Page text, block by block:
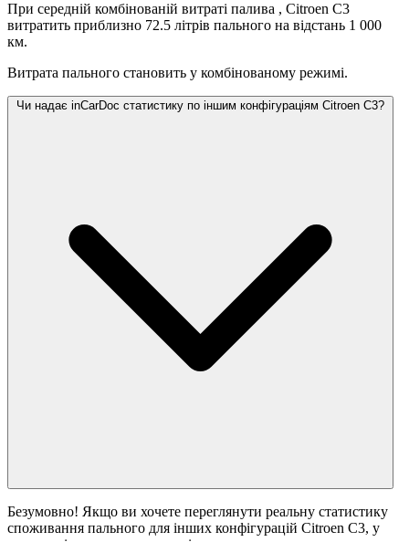
При середній комбінованій витраті палива , Citroen C3
витратить приблизно 72.5 літрів пального на відстань 1 000
км.
Витрата пального становить у комбінованому режимі.
Чи надає inCarDoc статистику по іншим конфігураціям Citroen C3?
Безумовно! Якщо ви хочете переглянути реальну статистику
споживання пального для інших конфігурацій Citroen C3, у